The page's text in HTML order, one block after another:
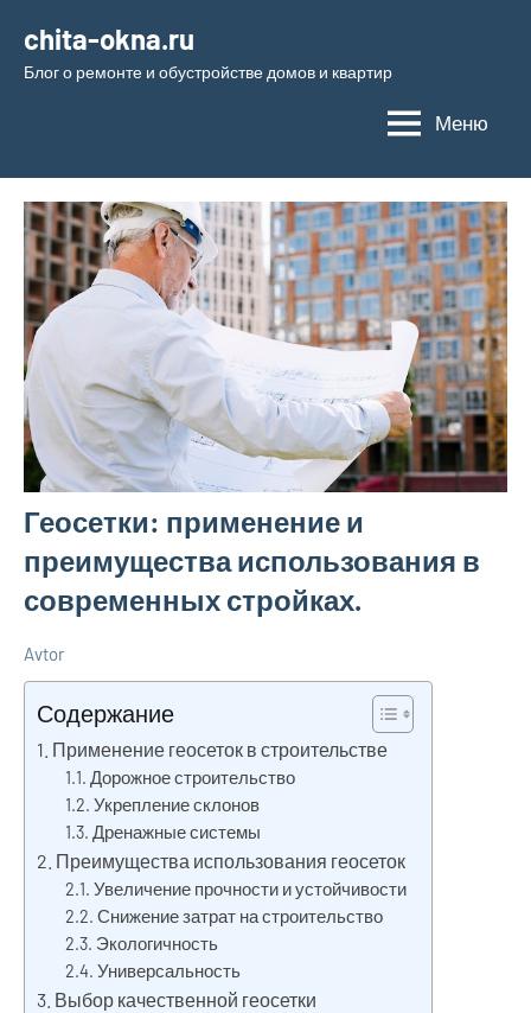
содержимому
chita-okna.ru
Блог о ремонте и обустройстве домов и квартир
Меню
Геосетки: применение и
преимущества использования в
современных стройках.
по
ремонту
Avtor
Содержание
Применение геосеток в строительстве
Дорожное строительство
Укрепление склонов
Дренажные системы
Преимущества использования геосеток
Увеличение прочности и устойчивости
Снижение затрат на строительство
Экологичность
Универсальность
Выбор качественной геосетки